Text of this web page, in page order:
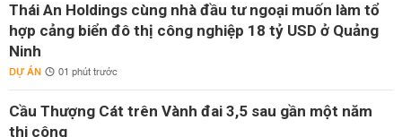
Thái An Holdings cùng nhà đầu tư ngoại muốn làm tổ
hợp cảng biển đô thị công nghiệp 18 tỷ USD ở Quảng
Ninh
DỰ ÁN 01 phút trước
Cầu Thượng Cát trên Vành đai 3,5 sau gần một năm
thi công